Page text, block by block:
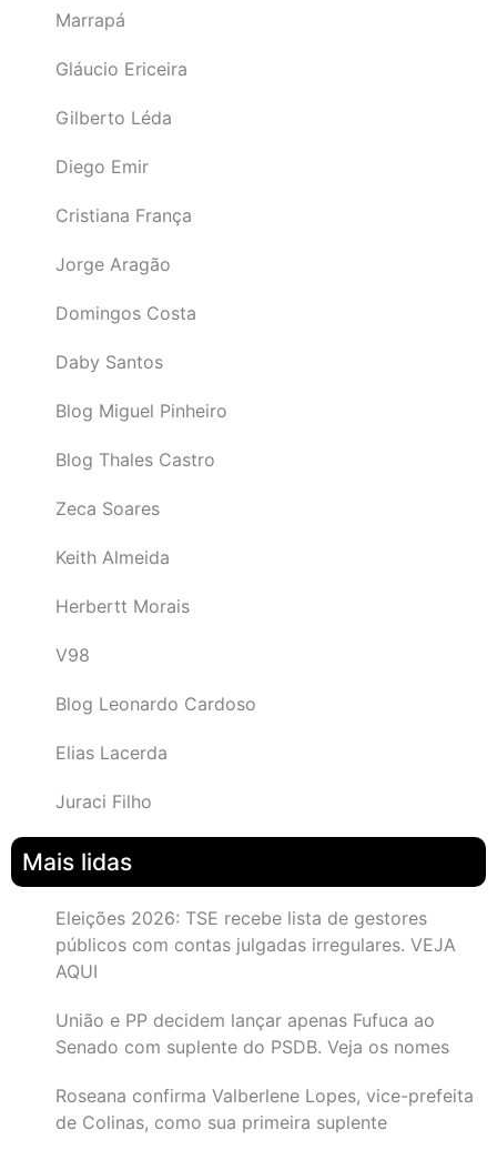
Marrapá
Gláucio Ericeira
Gilberto Léda
Diego Emir
Cristiana França
Jorge Aragão
Domingos Costa
Daby Santos
Blog Miguel Pinheiro
Blog Thales Castro
Zeca Soares
Keith Almeida
Herbertt Morais
V98
Blog Leonardo Cardoso
Elias Lacerda
Juraci Filho
Mais lidas
Eleições 2026: TSE recebe lista de gestores
públicos com contas julgadas irregulares. VEJA
AQUI
União e PP decidem lançar apenas Fufuca ao
Senado com suplente do PSDB. Veja os nomes
Roseana confirma Valberlene Lopes, vice-prefeita
de Colinas, como sua primeira suplente